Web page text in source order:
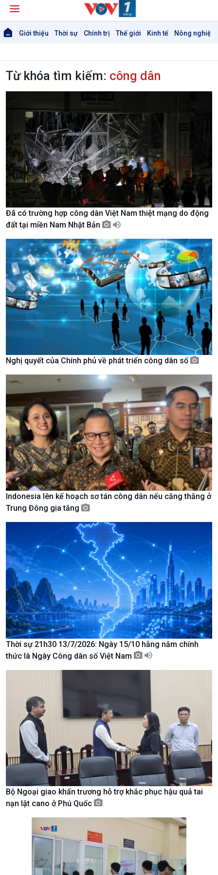
Giới thiệu Thời sự Chính trị Thế giới Kinh tế Nông nghiệp
Giới thiệu
Thời sự
Thời sự 6h
Thời sự 12h
Thời sự 18h
Thời sự 21h30
Bản tin
Chuyên mục
Theo dòng Thời sự
Chính phủ với người dân
Quốc hội với cử tri
Xây dựng đảng
Đảng trong cuộc sống
Nhận diện sự thật
Pháp luật và đời sống
Tin thế giới
Vấn đề quốc tế
Hồ sơ sự kiện quốc tế
Thế giới & Việt Nam
Biên cương - Một dải vững
bền
Tin Kinh tế
Trước giờ mở cửa
Khởi nghiệp
Tuyên chiến với gian lận
thương mại
Nông nghiệp & Biển đảo
Tin Nông nghiệp & Biển
Biển đảo Việt Nam
Tâm tình biên giới và hải
đảo
Tìm hiểu biển, đảo Việt
Nam
Từ khóa tìm kiếm: công dân
Đã có trường hợp công dân Việt Nam thiệt mạng do động
đất tại miền Nam Nhật Bản
Nghị quyết của Chính phủ về phát triển công dân số
Indonesia lên kế hoạch sơ tán công dân nếu căng thăng ở
Trung Đông gia tăng
Thời sự 21h30 13/7/2026: Ngày 15/10 hằng năm chính
thức là Ngày Công dân số Việt Nam
Bộ Ngoại giao khẩn trương hỗ trợ khắc phục hậu quả tai
nạn lật cano ở Phú Quốc